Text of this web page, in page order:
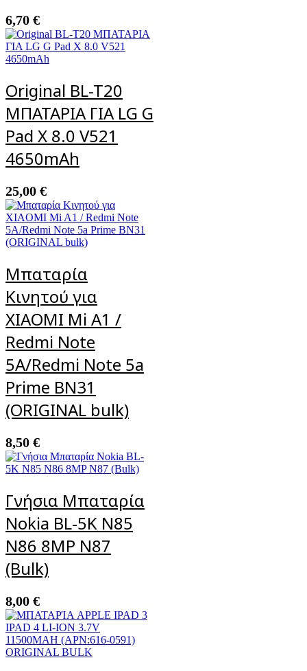
6,70 €
Original BL-T20
ΜΠΑΤΑΡΙΑ ΓΙΑ LG G
Pad X 8.0 V521
4650mAh
25,00 €
Μπαταρία
Κινητού για
XIAOMI Mi A1 /
Redmi Note
5A/Redmi Note 5a
Prime BN31
(ORIGINAL bulk)
8,50 €
Γνήσια Μπαταρία
Nokia BL-5K N85
N86 8MP N87
(Bulk)
8,00 €